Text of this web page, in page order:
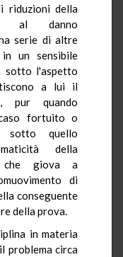
riduzioni della
al danno
serie di altre
un sensibile
sotto l'aspetto
a lui il
pur quando
fortuito o
sotto quello
della
che giova a
di
conseguente
della prova.
in materia
problema circa